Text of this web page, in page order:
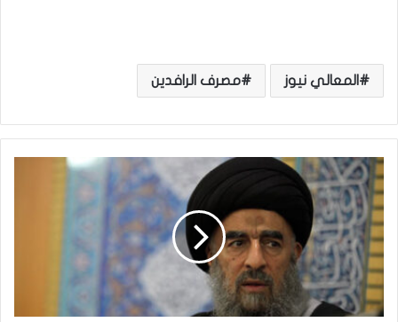
المعالي نيوز مصرف الرافدين
ا
م
ر
ج
ع
ا
ل
م